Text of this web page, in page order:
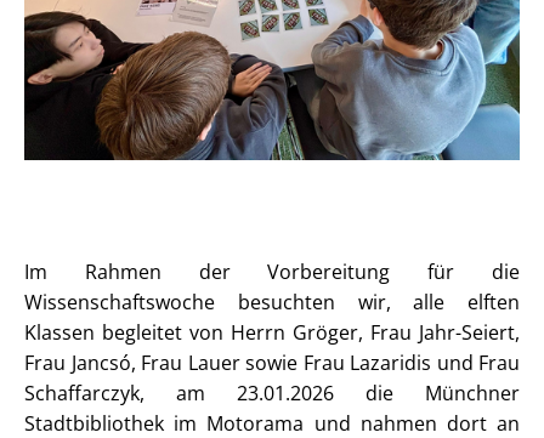
Im Rahmen der Vorbereitung für die
Wissenschaftswoche besuchten wir, alle elften
Klassen begleitet von Herrn Gröger, Frau Jahr-Seiert,
Frau Jancsó, Frau Lauer sowie Frau Lazaridis und Frau
Schaffarczyk, am 23.01.2026 die Münchner
Stadtbibliothek im Motorama und nahmen dort an